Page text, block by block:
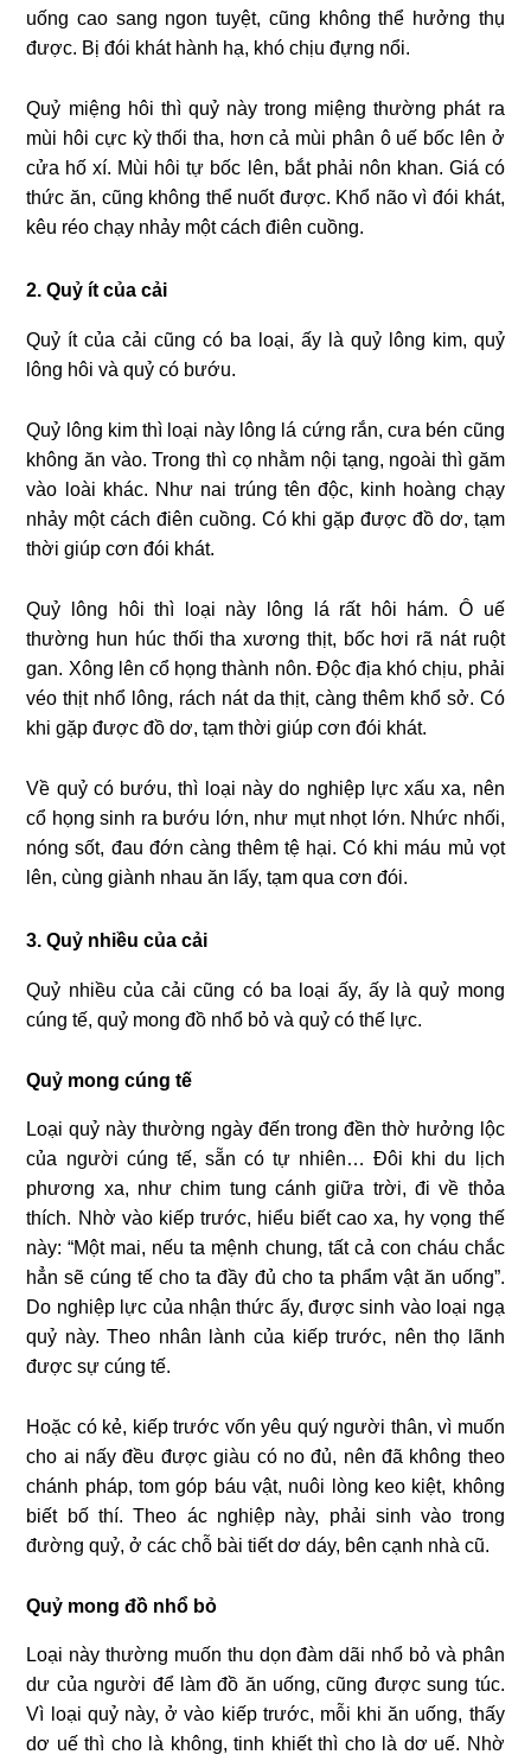
uống cao sang ngon tuyệt, cũng không thể hưởng thụ
được. Bị đói khát hành hạ, khó chịu đựng nổi.
Quỷ miệng hôi thì quỷ này trong miệng thường phát ra
mùi hôi cực kỳ thối tha, hơn cả mùi phân ô uế bốc lên ở
cửa hố xí. Mùi hôi tự bốc lên, bắt phải nôn khan. Giá có
thức ăn, cũng không thể nuốt được. Khổ não vì đói khát,
kêu réo chạy nhảy một cách điên cuồng.
2. Quỷ ít của cải
Quỷ ít của cải cũng có ba loại, ấy là quỷ lông kim, quỷ
lông hôi và quỷ có bướu.
Quỷ lông kim thì loại này lông lá cứng rắn, cưa bén cũng
không ăn vào. Trong thì cọ nhằm nội tạng, ngoài thì găm
vào loài khác. Như nai trúng tên độc, kinh hoàng chạy
nhảy một cách điên cuồng. Có khi gặp được đồ dơ, tạm
thời giúp cơn đói khát.
Quỷ lông hôi thì loại này lông lá rất hôi hám. Ô uế
thường hun húc thối tha xương thịt, bốc hơi rã nát ruột
gan. Xông lên cổ họng thành nôn. Độc địa khó chịu, phải
véo thịt nhổ lông, rách nát da thịt, càng thêm khổ sở. Có
khi gặp được đồ dơ, tạm thời giúp cơn đói khát.
Về quỷ có bướu, thì loại này do nghiệp lực xấu xa, nên
cổ họng sinh ra bướu lớn, như mụt nhọt lớn. Nhức nhối,
nóng sốt, đau đớn càng thêm tệ hại. Có khi máu mủ vọt
lên, cùng giành nhau ăn lấy, tạm qua cơn đói.
3. Quỷ nhiều của cải
Quỷ nhiều của cải cũng có ba loại ấy, ấy là quỷ mong
cúng tế, quỷ mong đồ nhổ bỏ và quỷ có thế lực.
Quỷ mong cúng tế
Loại quỷ này thường ngày đến trong đền thờ hưởng lộc
của người cúng tế, sẵn có tự nhiên… Đôi khi du lịch
phương xa, như chim tung cánh giữa trời, đi về thỏa
thích. Nhờ vào kiếp trước, hiểu biết cao xa, hy vọng thế
này: “Một mai, nếu ta mệnh chung, tất cả con cháu chắc
hẳn sẽ cúng tế cho ta đầy đủ cho ta phẩm vật ăn uống”.
Do nghiệp lực của nhận thức ấy, được sinh vào loại ngạ
quỷ này. Theo nhân lành của kiếp trước, nên thọ lãnh
được sự cúng tế.
Hoặc có kẻ, kiếp trước vốn yêu quý người thân, vì muốn
cho ai nấy đều được giàu có no đủ, nên đã không theo
chánh pháp, tom góp báu vật, nuôi lòng keo kiệt, không
biết bố thí. Theo ác nghiệp này, phải sinh vào trong
đường quỷ, ở các chỗ bài tiết dơ dáy, bên cạnh nhà cũ.
Quỷ mong đồ nhổ bỏ
Loại này thường muốn thu dọn đàm dãi nhổ bỏ và phân
dư của người để làm đồ ăn uống, cũng được sung túc.
Vì loại quỷ này, ở vào kiếp trước, mỗi khi ăn uống, thấy
dơ uế thì cho là không, tinh khiết thì cho là dơ uế. Nhờ